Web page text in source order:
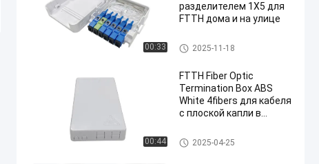
00:33
разделителем 1X5 для
FTTH дома и на улице
Волоконно-оптические Box П
рекращение
2025-11-18
00:44
FTTH Fiber Optic
Termination Box ABS
White 4fibers для кабеля
с плоской капли в
Волоконно-оптические Box П
рекращение
2025-04-25